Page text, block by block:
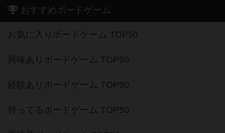
おすすめボードゲーム
お気に入りボードゲーム TOP50
興味ありボードゲーム TOP50
経験ありボードゲーム TOP50
持ってるボードゲーム TOP50